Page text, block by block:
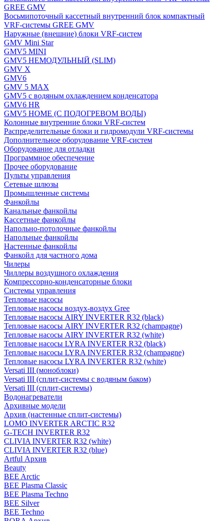
GREE GMV
Восьмипоточный кассетный внутренний блок компактный
VRF-системы GREE GMV
Наружные (внешние) блоки VRF-систем
GMV Mini Star
GMV5 MINI
GMV5 НЕМОДУЛЬНЫЙ (SLIM)
GMV X
GMV6
GMV 5 MAX
GMV5 с водяным охлаждением конденсатора
GMV6 HR
GMV5 HOME (С ПОДОГРЕВОМ ВОДЫ)
Колонные внутренние блоки VRF-систем
Распределительные блоки и гидромодули VRF-системы
Дополнительное оборудование VRF-систем
Оборудование для отладки
Программное обеспечение
Прочее оборудование
Пульты управления
Сетевые шлюзы
Промышленные системы
Фанкойлы
Канальные фанкойлы
Кассетные фанкойлы
Напольно-потолочные фанкойлы
Напольные фанкойлы
Настенные фанкойлы
Фанкойл для частного дома
Чилеры
Чиллеры воздушного охлаждения
Компрессорно-конденсаторные блоки
Системы управления
Тепловые насосы
Тепловые насосы воздух-воздух Gree
Тепловые насосы AIRY INVERTER R32 (black)
Тепловые насосы AIRY INVERTER R32 (champagne)
Тепловые насосы AIRY INVERTER R32 (white)
Тепловые насосы LYRA INVERTER R32 (black)
Тепловые насосы LYRA INVERTER R32 (champagne)
Тепловые насосы LYRA INVERTER R32 (white)
Versati III (моноблоки)
Versati III (сплит-системы с водяным баком)
Versati III (сплит-системы)
Водонагреватели
Архивные модели
Архив (настенные сплит-системы)
LOMO INVERTER ARCTIC R32
G-TECH INVERTER R32
CLIVIA INVERTER R32 (white)
CLIVIA INVERTER R32 (blue)
Artful Архив
Beauty
BEE Arctic
BEE Plasma Classic
BEE Plasma Techno
BEE Silver
BEE Techno